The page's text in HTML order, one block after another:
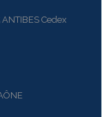
Cedex